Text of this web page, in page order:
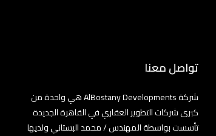
تواصل معنا
شركة AlBostany Developments هي واحدة من
كبرى شركات التطوير العقاري في القاهرة الجديدة
تأسست بواسطة المهندس / محمد البستاني ولديها